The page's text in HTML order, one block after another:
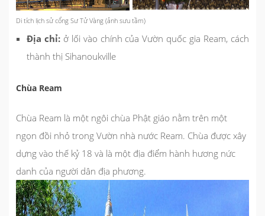
Di tích lịch sử cổng Sư Tử Vàng (ảnh sưu tầm)
Địa chỉ: ở lối vào chính của Vườn quốc gia Ream, cách
thành thị Sihanoukville
Chùa Ream
Chùa Ream là một ngôi chùa Phật giáo nằm trên một
ngọn đồi nhỏ trong Vườn nhà nước Ream. Chùa được xây
dựng vào thế kỷ 18 và là một địa điểm hành hương nức
danh của người dân địa phương.